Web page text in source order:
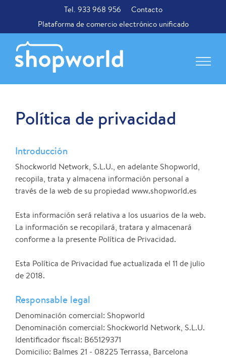
Plataforma de comercio electrónico unificado
Tel. 933 968 956 Contacto
Política de privacidad
Introducción
Shockworld Network, S.L.U., en adelante Shopworld,
recopila, trata y almacena información personal a
través de la web de su propiedad www.shopworld.es
Esta información será relativa a los usuarios de la web.
La información se recopilará, tratara y almacenará
conforme a la presente Política de Privacidad.
Esta Política de Privacidad fue actualizada el 11 de julio
de 2018.
Responsable legal
Denominación comercial: Shopworld
Denominación comercial: Shockworld Network, S.L.U.
Identificador fiscal: B65129371
Domicilio: Balmes 21 - 08225 Terrassa, Barcelona